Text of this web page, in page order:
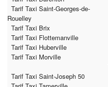
Tarif Taxi Saint-Georges-de-
Rouelley
Tarif Taxi Brix
Tarif Taxi Flottemanville
Tarif Taxi Huberville
Tarif Taxi Morville
Tarif Taxi Saint-Joseph 50